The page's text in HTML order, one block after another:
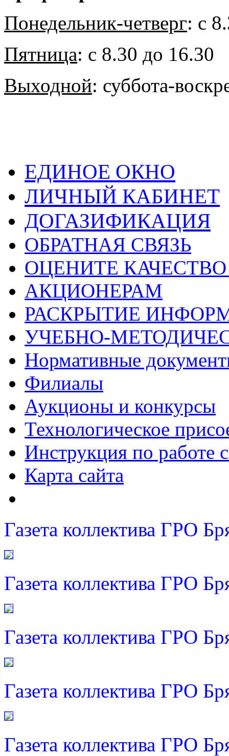
Понедельник-четверг: с
Пятница: с 8.30 до 16.30
Выходной: суббота-
ЕДИНОЕ ОКНО
ЛИЧНЫЙ КАБИНЕТ
ДОГАЗИФИКАЦИЯ
ОБРАТНАЯ СВЯЗЬ
ОЦЕНИТЕ
АКЦИОНЕРАМ
РАСКРЫТИЕ
УЧЕБНО-
Нормативные
Филиалы
Аукционы и конкурсы
Технологическое
Инструкция по работе
Карта сайта
Газета коллектива ГРО
Газета коллектива ГРО
Газета коллектива ГРО
Газета коллектива ГРО
Газета коллектива ГРО